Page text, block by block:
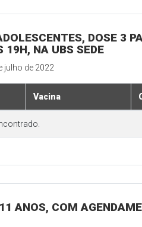
DOSE 3
19H, NA UBS SEDE
julho de 2022
Vacina
ANOS, COM